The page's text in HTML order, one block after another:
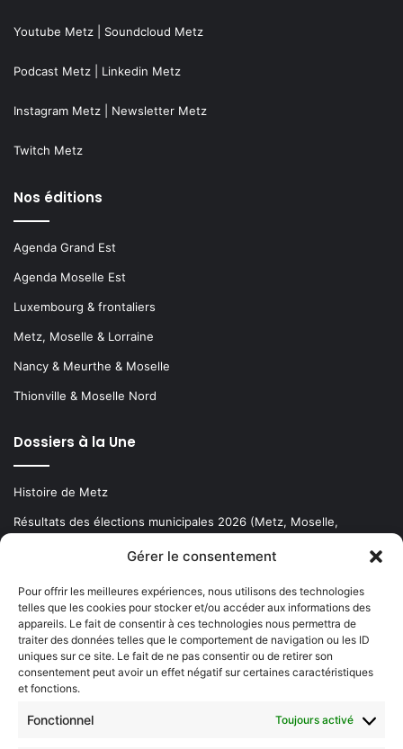
Gérer le consentement
Pour offrir les meilleures expériences, nous utilisons des technologies
telles que les cookies pour stocker et/ou accéder aux informations des
appareils. Le fait de consentir à ces technologies nous permettra de
traiter des données telles que le comportement de navigation ou les ID
uniques sur ce site. Le fait de ne pas consentir ou de retirer son
consentement peut avoir un effet négatif sur certaines caractéristiques
et fonctions.
Fonctionnel Toujours activé
Youtube Metz Soundcloud Metz
Podcast Metz Linkedin Metz
Instagram Metz Newsletter Metz
Twitch Metz
Nos éditions
Agenda Grand Est
Agenda Moselle Est
Luxembourg & frontaliers
Metz, Moselle & Lorraine
Nancy & Meurthe & Moselle
Thionville & Moselle Nord
Dossiers à la Une
Histoire de Metz
Résultats des élections municipales 2026 (Metz, Moselle,
Newsletter gratuite
Choisissez : matin, soir ou hebdo ?